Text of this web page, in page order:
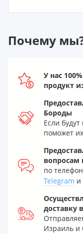
Почему
У нас
продукт
Бороды
Если
поможет
вопросам
по
Telegram и
доставку
Израиль